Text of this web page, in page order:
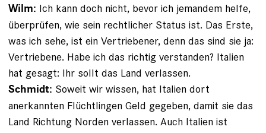
Wilm: Ich kann doch nicht, bevor ich jemandem helfe,
über­prüfen, wie sein rechtlicher Status ist. Das Erste,
was ich sehe, ist ein Vertriebener, denn das sind sie ja:
Vertriebene. Habe ich das richtig verstanden? Italien
hat gesagt: Ihr sollt das Land verlassen.
Schmidt: Soweit wir wissen, hat Italien dort
anerkannten Flüchtlingen Geld gegeben, damit sie das
Land Richtung Norden ver­lassen. Auch Italien ist